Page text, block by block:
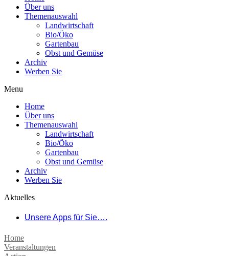
Über uns
Themenauswahl
Landwirtschaft
Bio/Öko
Gartenbau
Obst und Gemüse
Archiv
Werben Sie
Menu
Home
Über uns
Themenauswahl
Landwirtschaft
Bio/Öko
Gartenbau
Obst und Gemüse
Archiv
Werben Sie
Aktuelles
Unsere Apps für Sie….
Home
Veranstaltungen